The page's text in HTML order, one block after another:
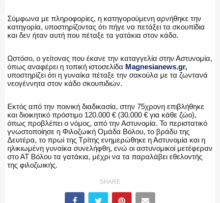
ΕΝΟΠΛΕΣ ΔΥΝΑΜΕΙΣ
ΕΚΑΒ
ΑΣΤΥΝΟΜΙΚΟ ΡΕΠΟΡΤΑΖ
Σύμφωνα με πληροφορίες, η κατηγορούμενη αρνήθηκε την
κατηγορία, υποστηρίζοντας ότι πήγε να πετάξει τα σκουπίδια
και δεν ήταν αυτή που πέταξε τα γατάκια στον κάδο.
Ωστόσο, ο γείτονας που έκανε την καταγγελία στην Αστυνομία,
όπως αναφέρει η τοπική ιστοσελίδα Magnesianews.gr,
υποστηρίζει ότι η γυναίκα πέταξε την σακούλα με τα ζωντανά
νεογέννητα στον κάδο σκουπιδιών.
Εκτός από την ποινική διαδικασία, στην 75χρονη επιβλήθηκε
και διοικητικό πρόστιμο 120.000 € (30.000 € για κάθε ζώο),
όπως προβλέπει ο νόμος, από την Αστυνομία. Το περιστατικό
γνωστοποίησε η Φιλοζωική Ομάδα Βόλου, το βράδυ της
Δευτέρα, το πρωί της Τρίτης ενημερώθηκε η Αστυνομία και η
ηλικιωμένη γυναίκα συνελήφθη, ενώ οι αστυνομικοί μετέφεραν
στο ΑΤ Βόλου τα γατάκια, μέχρι να τα παραλάβει εθελοντής
της φιλοζωικής.
SHARE